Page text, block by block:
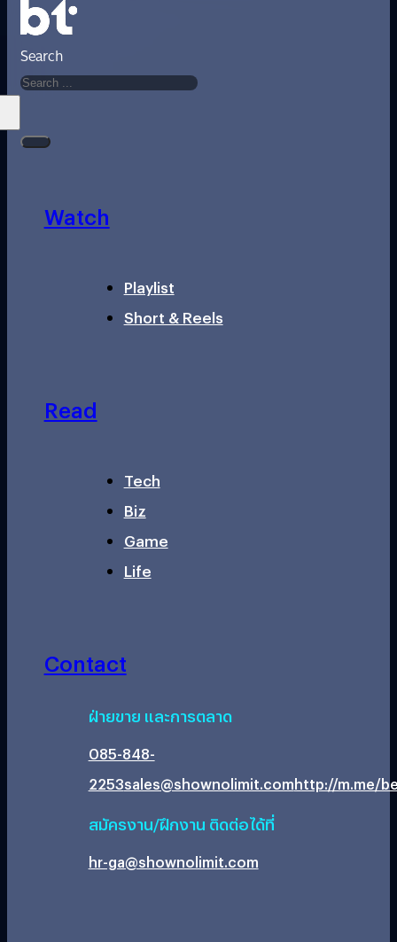
Search
Watch
Playlist
Short & Reels
Read
Tech
Biz
Game
Life
Contact
ฝ่ายขาย และการตลาด
085-848-
2253sales@shownolimit.comhttp://m.me/
สมัครงาน/ฝึกงาน ติดต่อได้ที่
hr-ga@shownolimit.com